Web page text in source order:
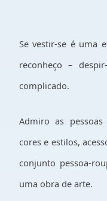
Se vestir-se é uma
reconheço –
complicado.
Admiro as
cores e estilos,
conjunto pessoa-
uma obra de arte.